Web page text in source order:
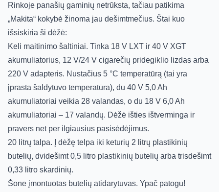
Rinkoje panašių gaminių netrūksta, tačiau patikima
„Makita“ kokybė žinoma jau dešimtmečius. Štai kuo
išsiskiria ši dėžė:
Keli maitinimo šaltiniai. Tinka 18 V LXT ir 40 V XGT
akumuliatorius, 12 V/24 V cigarečių pridegiklio lizdas arba
220 V adapteris. Nustačius 5 °C temperatūrą (tai yra
įprasta šaldytuvo temperatūra), du 40 V 5,0 Ah
akumuliatoriai veikia 28 valandas, o du 18 V 6,0 Ah
akumuliatoriai – 17 valandų. Dėžė išties ištverminga ir
pravers net per ilgiausius pasisėdėjimus.
20 litrų talpa. Į dėžę telpa iki keturių 2 litrų plastikinių
butelių, dvidešimt 0,5 litro plastikinių butelių arba trisdešimt
0,33 litro skardinių.
Šone įmontuotas butelių atidarytuvas. Ypač patogu!